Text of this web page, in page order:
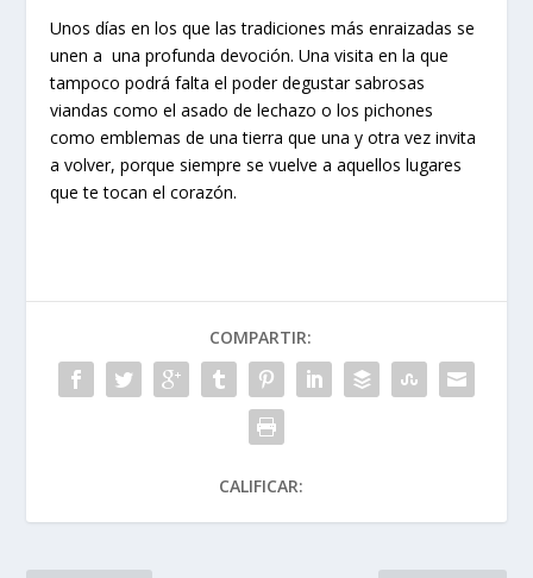
Unos días en los que las tradiciones más enraizadas se
unen a una profunda devoción. Una visita en la que
tampoco podrá falta el poder degustar sabrosas
viandas como el asado de lechazo o los pichones
como emblemas de una tierra que una y otra vez invita
a volver, porque siempre se vuelve a aquellos lugares
que te tocan el corazón.
COMPARTIR:
CALIFICAR: